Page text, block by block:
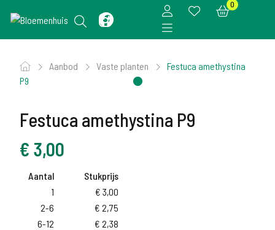
0
Aanbod Vaste planten
Festuca amethystina
P9
Festuca amethystina P9
€ 3,00
Aantal
Stukprijs
1
€ 3,00
2-6
€ 2,75
6-12
€ 2,38